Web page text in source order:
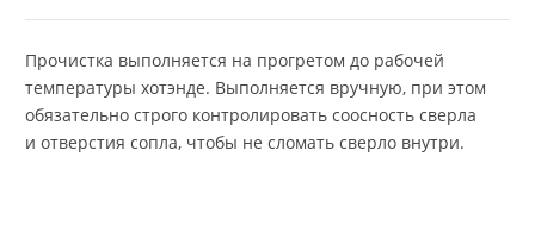
Прочистка выполняется на прогретом до рабочей
температуры хотэнде. Выполняется вручную, при этом
обязательно строго контролировать соосность сверла
и отверстия сопла, чтобы не сломать сверло внутри.